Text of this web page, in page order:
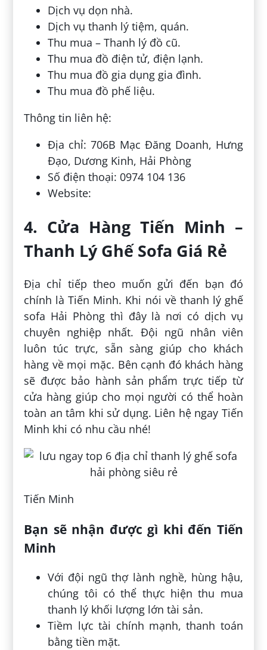
Dịch vụ dọn nhà.
Dịch vụ thanh lý tiệm, quán.
Thu mua – Thanh lý đồ cũ.
Thu mua đồ điện tử, điện lạnh.
Thu mua đồ gia dụng gia đình.
Thu mua đồ phế liệu.
Thông tin liên hệ:
Địa chỉ: 706B Mạc Đăng Doanh, Hưng
Đạo, Dương Kinh, Hải Phòng
Số điện thoại: 0974 104 136
Website:
4. Cửa Hàng Tiến Minh –
Thanh Lý Ghế Sofa Giá Rẻ
Địa chỉ tiếp theo muốn gửi đến bạn đó
chính là Tiến Minh. Khi nói về thanh lý ghế
sofa Hải Phòng thì đây là nơi có dịch vụ
chuyên nghiệp nhất. Đội ngũ nhân viên
luôn túc trực, sẵn sàng giúp cho khách
hàng về mọi mặc. Bên cạnh đó khách hàng
sẽ được bảo hành sản phẩm trực tiếp từ
cửa hàng giúp cho mọi người có thể hoàn
toàn an tâm khi sử dụng. Liên hệ ngay Tiến
Minh khi có nhu cầu nhé!
Tiến Minh
Bạn sẽ nhận được gì khi đến Tiến
Minh
Với đội ngũ thợ lành nghề, hùng hậu,
chúng tôi có thể thực hiện thu mua
thanh lý khối lượng lớn tài sản.
Tiềm lực tài chính mạnh, thanh toán
bằng tiền mặt.